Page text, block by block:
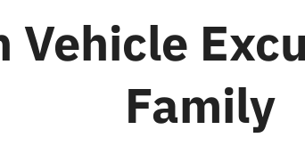
Vehicle
Family